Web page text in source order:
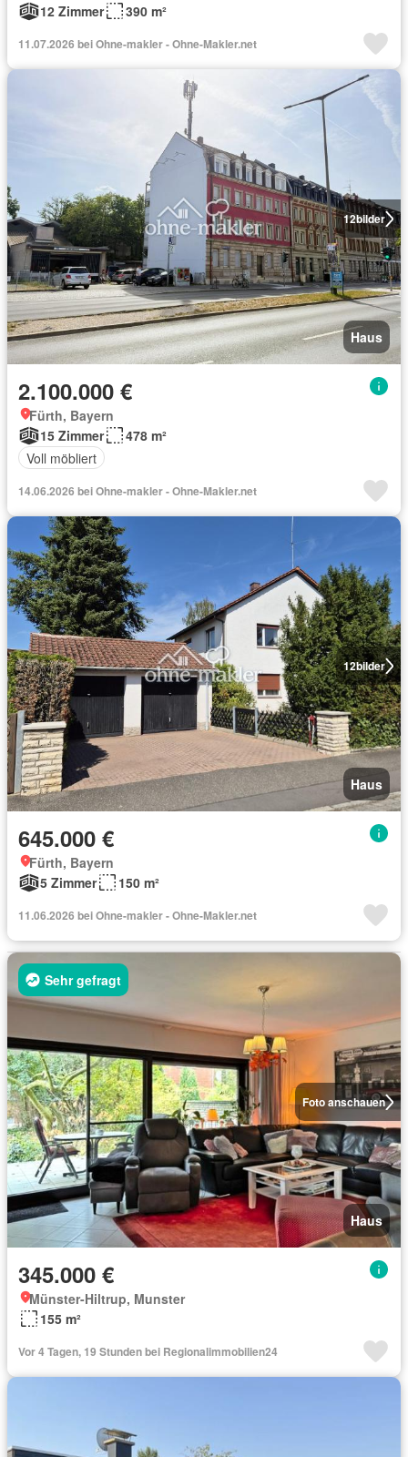
12 Zimmer
390 m²
11.07.2026 bei Ohne-makler - Ohne-Makler.net
12bilder
Haus
2.100.000 €
Fürth, Bayern
15 Zimmer
478 m²
Voll möbliert
14.06.2026 bei Ohne-makler - Ohne-Makler.net
12bilder
Haus
645.000 €
Fürth, Bayern
5 Zimmer
150 m²
11.06.2026 bei Ohne-makler - Ohne-Makler.net
Foto anschauen
Sehr gefragt
Haus
345.000 €
Münster-Hiltrup, Munster
155 m²
Vor 4 Tagen, 19 Stunden bei Regionalimmobilien24